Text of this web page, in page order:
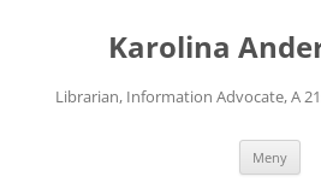
Karolina
Librarian, Information Advocate, A
Meny